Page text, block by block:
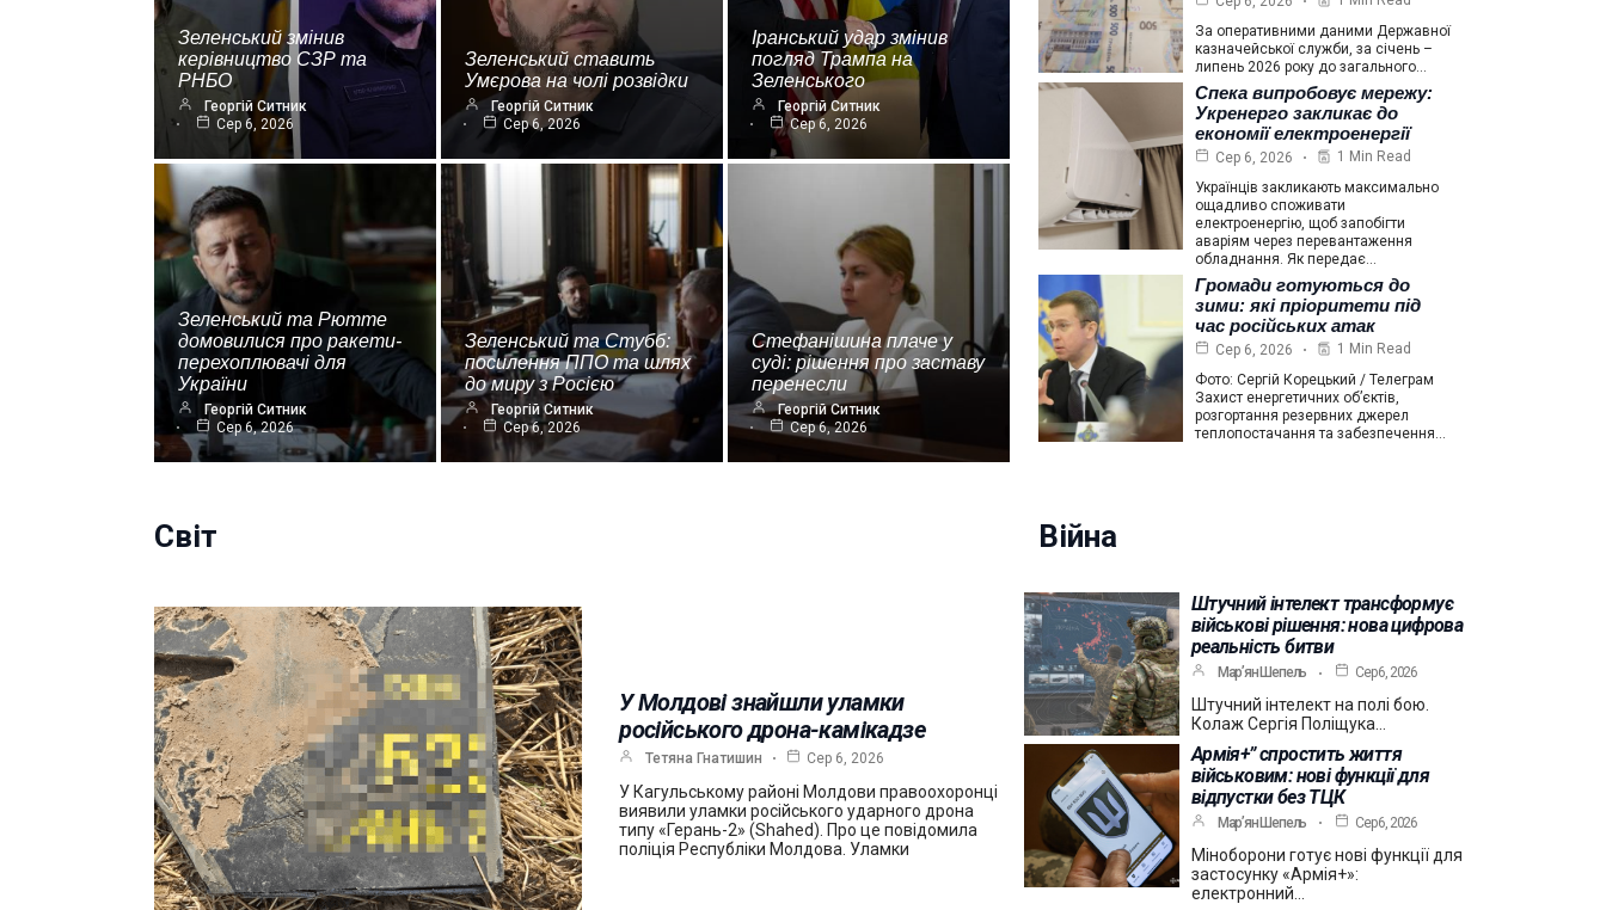
Зеленський змінив
керівництво СЗР та
РНБО
Георгій Ситник
Сер 6, 2026
Зеленський ставить
Умєрова на чолі розвідки
Георгій Ситник
Сер 6, 2026
Іранський удар змінив
погляд Трампа на
Зеленського
Георгій Ситник
Сер 6, 2026
Зеленський та Рютте
домовилися про ракети-
перехоплювачі для
України
Георгій Ситник
Сер 6, 2026
Зеленський та Стубб:
посилення ППО та шлях
до миру з Росією
Георгій Ситник
Сер 6, 2026
Стефанішина плаче у
суді: рішення про заставу
перенесли
Георгій Ситник
Сер 6, 2026
За оперативними даними Державної
казначейської служби, за січень –
липень 2026 року до загального…
Спека випробовує мережу:
Укренерго закликає до
економії електроенергії
Сер 6, 2026
1 Min Read
Українців закликають максимально
ощадливо споживати
електроенергію, щоб запобігти
аваріям через перевантаження
обладнання. Як передає…
Громади готуються до
зими: які пріоритети під
час російських атак
Сер 6, 2026
1 Min Read
Фото: Сергій Корецький / Телеграм
Захист енергетичних об’єктів,
розгортання резервних джерел
теплопостачання та забезпечення…
Світ Війна
У Молдові знайшли уламки
російського дрона-камікадзе
Тетяна Гнатишин Сер 6, 2026
У Кагульському районі Молдови правоохоронці
виявили уламки російського ударного дрона
типу «Герань-2» (Shahed). Про це повідомила
поліція Республіки Молдова. Уламки
Штучний інтелект трансформує
військові рішення: нова цифрова
реальність битви
Мар’ян Шепель Сер 6, 2026
Штучний інтелект на полі бою.
Колаж Сергія Поліщука…
Армія+” спростить життя
військовим: нові функції для
відпустки без ТЦК
Мар’ян Шепель Сер 6, 2026
Міноборони готує нові функції для
застосунку «Армія+»:
електронний…